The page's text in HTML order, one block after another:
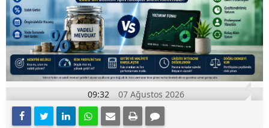
09:32 07 Ağustos 2026